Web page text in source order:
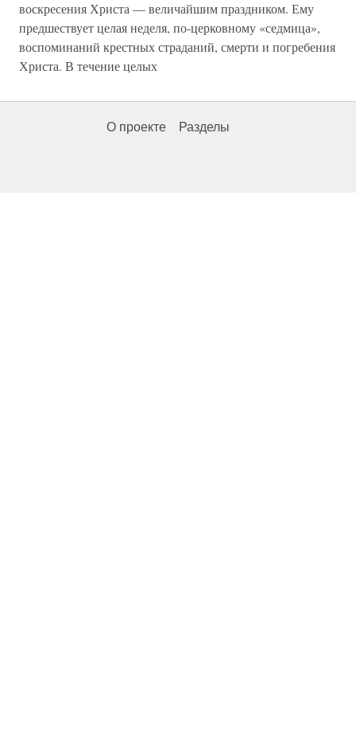
воскресения Христа — величайшим праздником. Ему
предшествует целая неделя, по-церковному «седмица»,
воспоминаний крестных страданий, смерти и погребения
Христа. В течение целых
О проекте Разделы